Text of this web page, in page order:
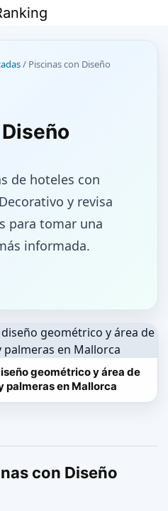
/ Piscinas con Diseño
de hoteles con
y revisa
para tomar una
informada.
geométrico y área de
palmeras en Mallorca
con Diseño